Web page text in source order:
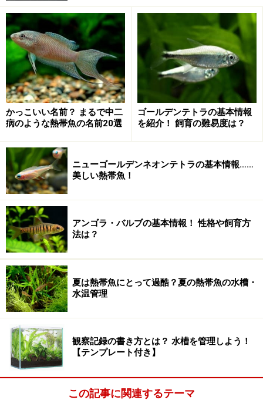
かっこいい名前？ まるで中二
病のような熱帯魚の名前20選
ゴールデンテトラの基本情報
を紹介！ 飼育の難易度は？
ニューゴールデンネオンテトラの基本情報……
美しい熱帯魚！
アンゴラ・バルブの基本情報！ 性格や飼育方
法は？
夏は熱帯魚にとって過酷？夏の熱帯魚の水槽・
水温管理
観察記録の書き方とは？ 水槽を管理しよう！
【テンプレート付き】
この記事に関連するテーマ